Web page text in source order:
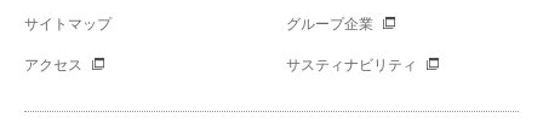
サイトマップ グループ企業
アクセス サスティナビリティ